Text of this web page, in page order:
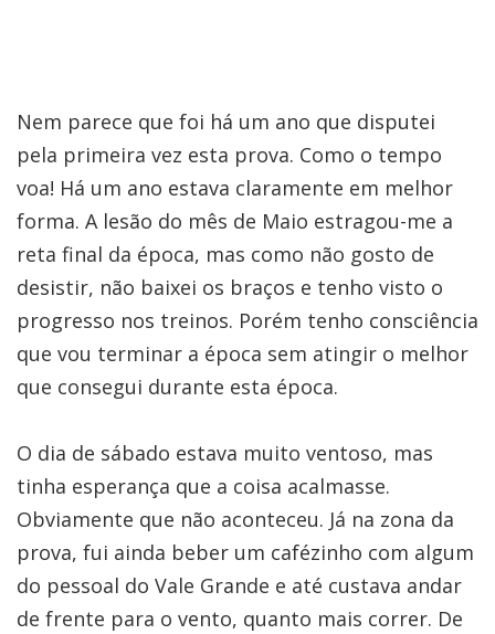
Nem parece que foi há um ano que disputei
pela primeira vez esta prova. Como o tempo
voa! Há um ano estava claramente em melhor
forma. A lesão do mês de Maio estragou-me a
reta final da época, mas como não gosto de
desistir, não baixei os braços e tenho visto o
progresso nos treinos. Porém tenho consciência
que vou terminar a época sem atingir o melhor
que consegui durante esta época.
O dia de sábado estava muito ventoso, mas
tinha esperança que a coisa acalmasse.
Obviamente que não aconteceu. Já na zona da
prova, fui ainda beber um cafézinho com algum
do pessoal do Vale Grande e até custava andar
de frente para o vento, quanto mais correr. De